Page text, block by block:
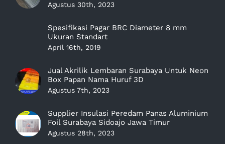
Agustus 30th, 2023
Spesifikasi Pagar BRC Diameter 8 mm
Ukuran Standart
April 16th, 2019
Jual Akrilik Lembaran Surabaya Untuk Neon
Box Papan Nama Huruf 3D
Agustus 7th, 2023
Supplier Insulasi Peredam Panas Aluminium
Foil Surabaya Sidoajo Jawa Timur
Agustus 28th, 2023